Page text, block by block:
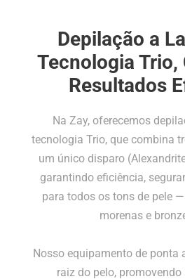
Depilação a
Tecnologia
Resultados
Na Zay, oferecemos
tecnologia Trio, que combina
um único disparo
garantindo eficiência,
para todos os tons de pele
morenas e
Nosso equipamento de ponta
raiz do pelo,